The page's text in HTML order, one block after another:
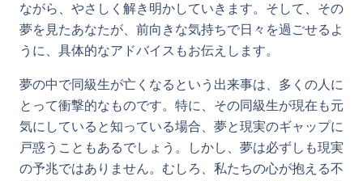
ながら、やさしく解き明かしていきます。そして、その
夢を見たあなたが、前向きな気持ちで日々を過ごせるよ
うに、具体的なアドバイスもお伝えします。
夢の中で同級生が亡くなるという出来事は、多くの人に
とって衝撃的なものです。特に、その同級生が現在も元
気にしていると知っている場合、夢と現実のギャップに
戸惑うこともあるでしょう。しかし、夢は必ずしも現実
の予兆ではありません。むしろ、私たちの心が抱える不